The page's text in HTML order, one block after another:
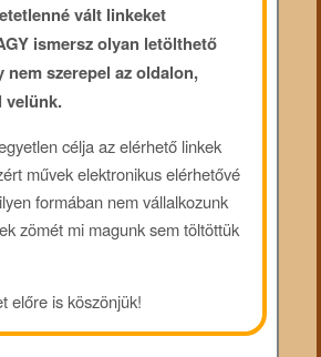
vált linkeket
ismersz olyan letölthető
nem szerepel az oldalon,
velünk.
célja az elérhető linkek
művek elektronikus elérhetővé
formában nem vállalkozunk
zömét mi magunk sem töltöttük
előre is köszönjük!